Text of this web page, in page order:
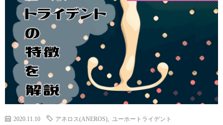
2020.11.10 アネロス(ANEROS) ユーホートライデント